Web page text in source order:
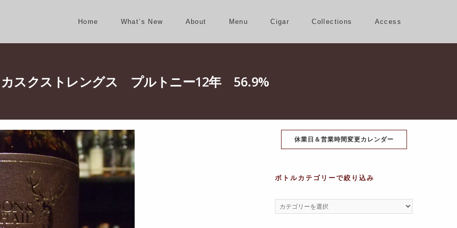
Home What’s New About Menu Cigar Collections Access
スクストレングス プルトニー12年 56.9%
休業日＆営業時間変更カレンダー
ボトルカテゴリーで絞り込み